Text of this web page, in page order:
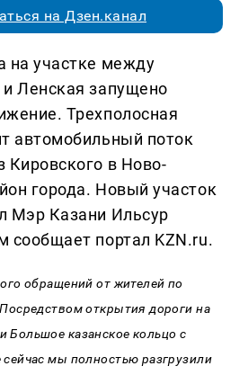
на Дзен.канал
на участке между
Ленская запущено
Трехполосная
автомобильный поток
Кировского в Ново-
города. Новый участок
Мэр Казани Ильсур
сообщает портал KZN.ru.
обращений от жителей по
открытия дороги на
Большое казанское кольцо с
мы полностью разгрузили